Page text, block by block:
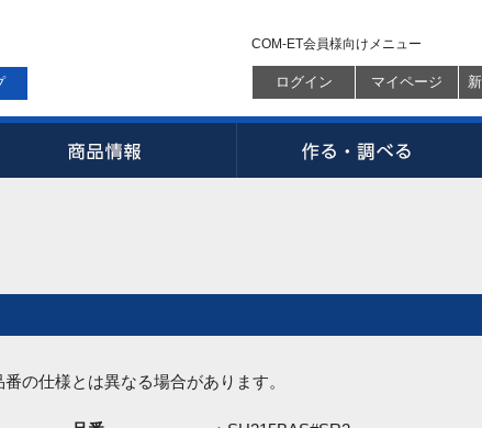
COM-ET会員様向けメニュー
ログイン マイページ
の仕様とは異なる場合があります。